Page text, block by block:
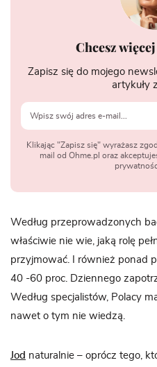
Chcesz
Zapisz się do mojego
artykuły
Klikając "Zapisz się" wyrażasz
mail od Ohme.pl oraz
Według przeprowadzonych
właściwie nie wie, jaką rolę
przyjmować. I również ponad
40 -60 proc. Dziennego
Według specjalistów, Polacy
nawet o tym nie wiedzą.
Jod naturalnie – oprócz tego,